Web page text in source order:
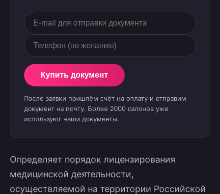
Купить документ
После заявки пришлём счёт на оплату и отправим
документ на почту. Более 2000 салонов уже
используют наши документы.
Определяет порядок лицензирования
медицинской деятельности,
осуществляемой на территории Российской